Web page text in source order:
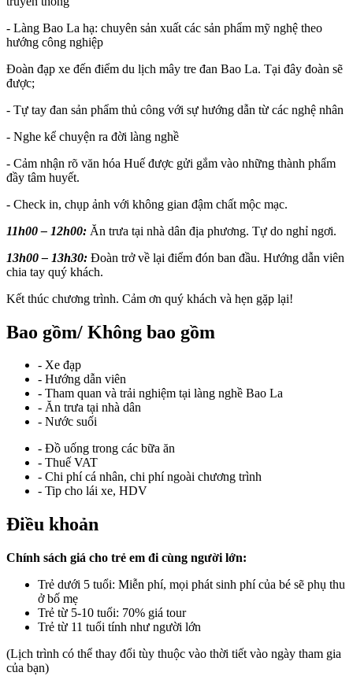
- Làng Bao La hạ: chuyên sản xuất các sản phẩm mỹ nghệ theo
hướng công nghiệp
Đoàn đạp xe đến điểm du lịch mây tre đan Bao La. Tại đây đoàn sẽ
được;
- Tự tay đan sản phẩm thủ công với sự hướng dẫn từ các nghệ nhân
- Nghe kể chuyện ra đời làng nghề
- Cảm nhận rõ văn hóa Huế được gửi gắm vào những thành phẩm
đầy tâm huyết.
- Check in, chụp ảnh với không gian đậm chất mộc mạc.
11h00 – 12h00: Ăn trưa tại nhà dân địa phương. Tự do nghỉ ngơi.
13h00 – 13h30: Đoàn trở về lại điểm đón ban đầu. Hướng dẫn viên
chia tay quý khách.
Kết thúc chương trình. Cảm ơn quý khách và hẹn gặp lại!
Bao gồm/ Không bao gồm
- Xe đạp
- Hướng dẫn viên
- Tham quan và trải nghiệm tại làng nghề Bao La
- Ăn trưa tại nhà dân
- Nước suối
- Đồ uống trong các bữa ăn
- Thuế VAT
- Chi phí cá nhân, chi phí ngoài chương trình
- Tip cho lái xe, HDV
Điều khoản
Chính sách giá cho trẻ em đi cùng người lớn:
Trẻ dưới 5 tuổi: Miễn phí, mọi phát sinh phí của bé sẽ phụ thu
ở bố mẹ
Trẻ từ 5-10 tuổi: 70% giá tour
Trẻ từ 11 tuổi tính như người lớn
(Lịch trình có thể thay đổi tùy thuộc vào thời tiết vào ngày tham gia
của bạn)